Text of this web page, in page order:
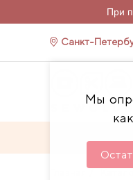
При
Санкт-
Мы
как